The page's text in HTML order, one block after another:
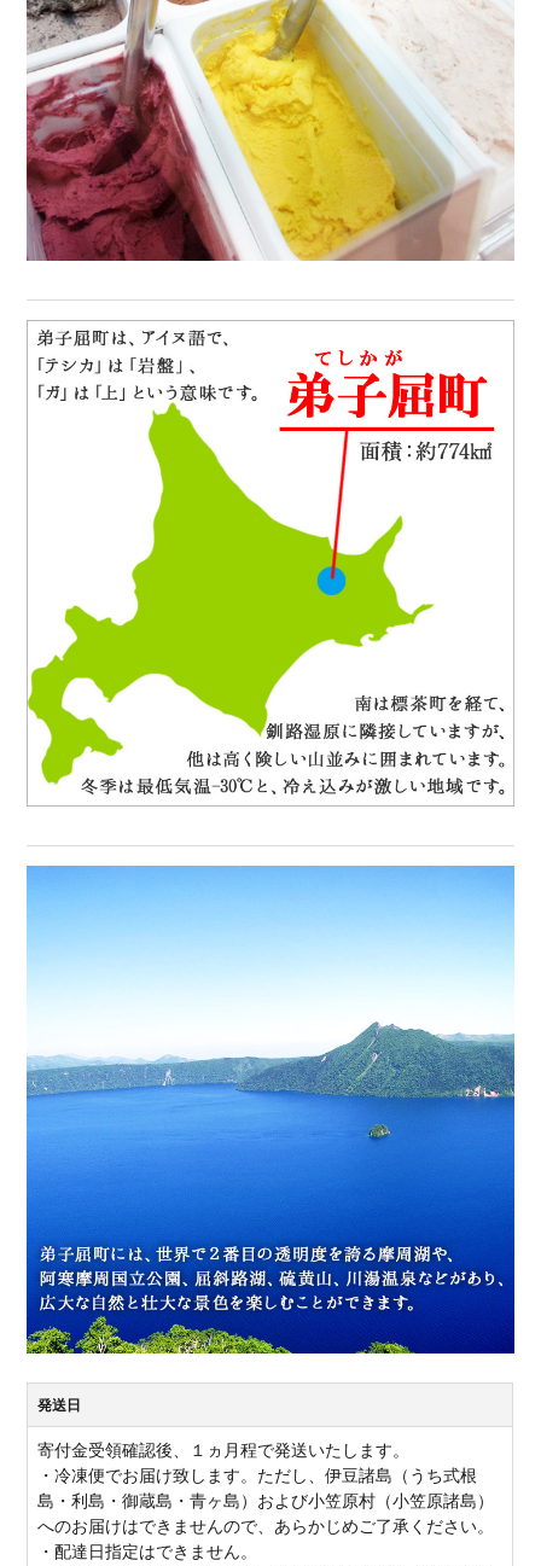
発送日
寄付金受領確認後、１ヵ月程で発送いたします。
・冷凍便でお届け致します。ただし、伊豆諸島（うち式根
島・利島・御蔵島・青ヶ島）および小笠原村（小笠原諸島）
へのお届けはできませんので、あらかじめご了承ください。
・配達日指定はできません。